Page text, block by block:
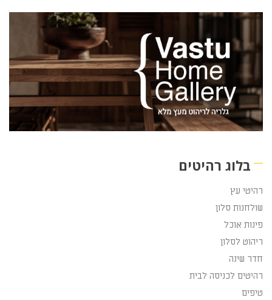
בלוג רהיטים
רהיטי עץ
שולחנות סלון
פינות אוכל
ריהוט לסלון
חדר שינה
רהיטים לכניסה לבית
טיפים